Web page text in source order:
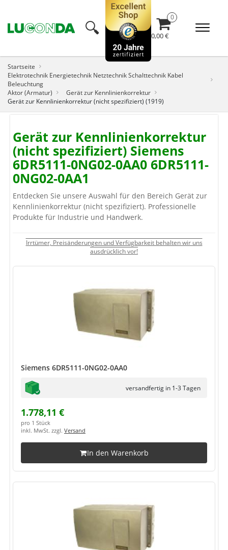
🔍︎ 0,00 €
Startseite
Elektrotechnik Energietechnik Netztechnik Schalttechnik Kabel
Beleuchtung
Aktor (Armatur)
Gerät zur Kennlinienkorrektur
Gerät zur Kennlinienkorrektur (nicht spezifiziert) (1919)
Gerät zur Kennlinienkorrektur
(nicht spezifiziert) Siemens
6DR5111-0NG02-0AA0 6DR5111-
0NG02-0AA1
Entdecken Sie unsere Auswahl für den Bereich Gerät zur
Kennlinienkorrektur (nicht spezifiziert). Professionelle
Produkte für Industrie und Handwerk.
Irrtümer, Preisänderungen und Verfügbarkeit behalten wir uns
ausdrücklich vor!
Siemens 6DR5111-0NG02-0AA0
versandfertig in 1-3 Tagen
1.778,11 €
pro 1 Stück
inkl. MwSt. zzgl. Versand
In den Warenkorb